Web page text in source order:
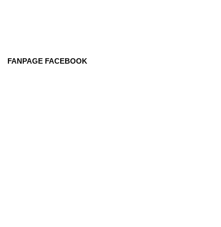
FANPAGE FACEBOOK